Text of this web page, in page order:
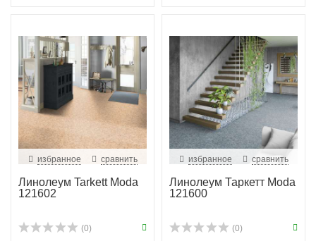
избранное сравнить
Линолеум Tarkett Moda
121602
(0)
избранное сравнить
Линолеум Таркетт Moda
121600
(0)